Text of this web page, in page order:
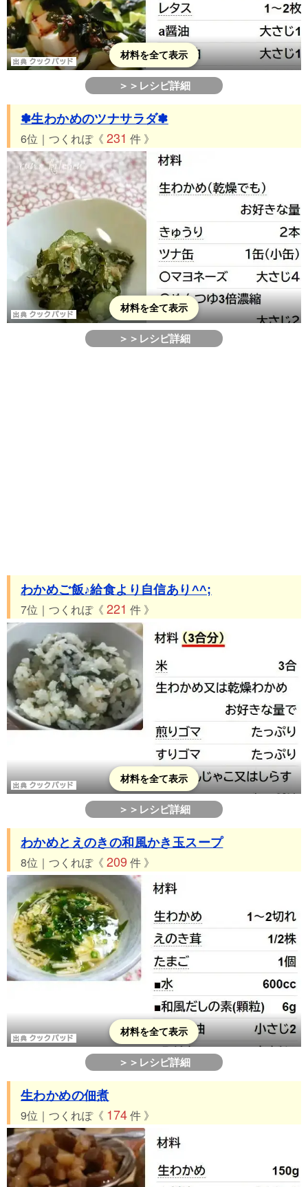
材料を全て表示
＞＞レシピ詳細
✽生わかめのツナサラダ✽
6位｜つくれぽ《 231 件 》
材料を全て表示
＞＞レシピ詳細
わかめご飯♪給食より自信あり^^;
7位｜つくれぽ《 221 件 》
材料を全て表示
＞＞レシピ詳細
わかめとえのきの和風かき玉スープ
8位｜つくれぽ《 209 件 》
材料を全て表示
＞＞レシピ詳細
生わかめの佃煮
9位｜つくれぽ《 174件 》